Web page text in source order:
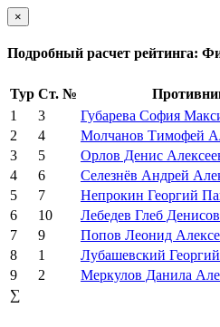
×
Подробный расчет рейтинга:
Тур Ст. №
1
3 Губарева София
2
4 Молчанов Тимофей
3
5 Орлов Денис
4
6 Селезнёв Андрей
5
7 Непрокин Георгий
6
10 Лебедев Глеб
7
9 Попов Леонид
8
1 Лубашевский
9
2 Меркулов Данила
∑